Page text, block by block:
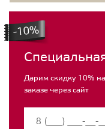
Дарим скидку 10%
заказе через сайт